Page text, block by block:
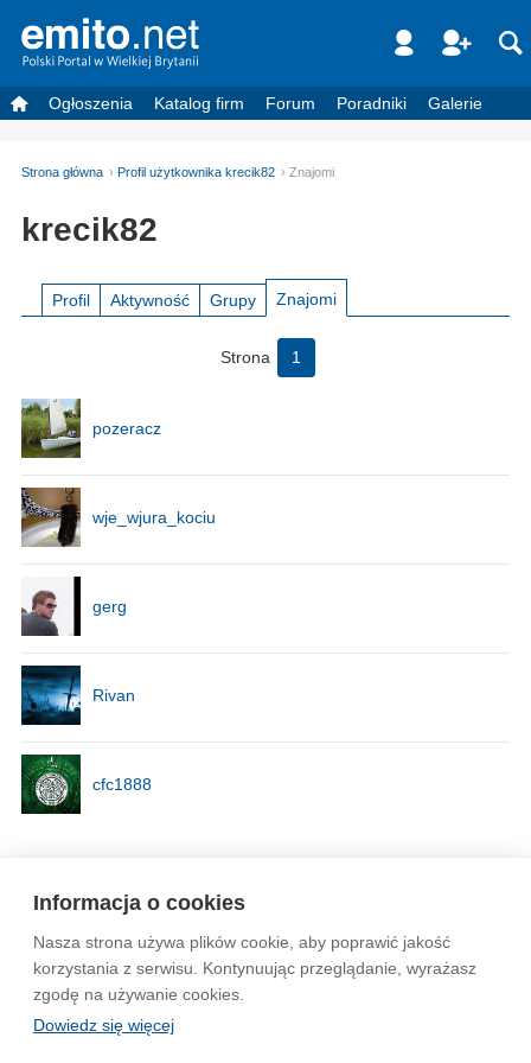
Informacja o cookies
Nasza strona używa plików cookie, aby poprawić jakość
korzystania z serwisu. Kontynuując przeglądanie, wyrażasz
zgodę na używanie cookies.
Dowiedz się więcej
Ogłoszenia Katalog firm Forum Poradniki Galerie
Strona główna Profil użytkownika krecik82 Znajomi
krecik82
Profil Aktywność Grupy Znajomi
Strona 1
pozeracz
wje_wjura_kociu
gerg
Rivan
cfc1888
Wytyczne dla społeczności Regulamin Prywatność
Reklama Kontakt